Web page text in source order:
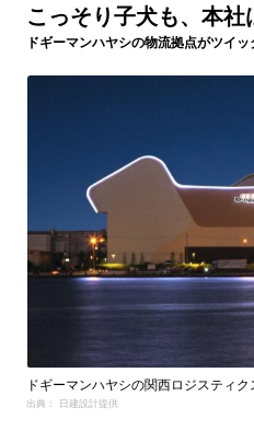
こっそり子犬も、本
ドギーマンハヤシの物流拠点がツイ
ドギーマンハヤシの関西ロジスティ
出典： 日建設計提供